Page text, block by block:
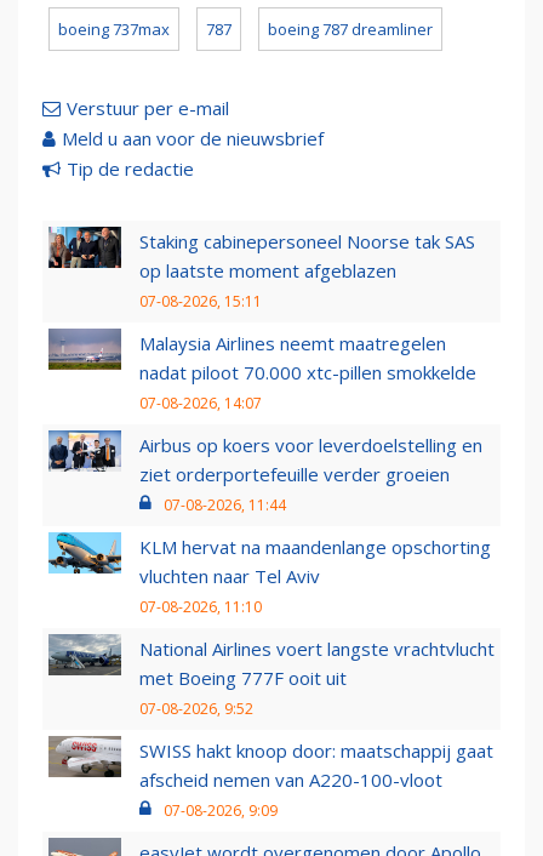
boeing 737max 787 boeing 787 dreamliner
Verstuur per e-mail
Meld u aan voor de nieuwsbrief
Tip de redactie
Staking cabinepersoneel Noorse tak SAS
op laatste moment afgeblazen
07-08-2026, 15:11
Malaysia Airlines neemt maatregelen
nadat piloot 70.000 xtc-pillen smokkelde
07-08-2026, 14:07
Airbus op koers voor leverdoelstelling en
ziet orderportefeuille verder groeien
07-08-2026, 11:44
KLM hervat na maandenlange opschorting
vluchten naar Tel Aviv
07-08-2026, 11:10
National Airlines voert langste vrachtvlucht
met Boeing 777F ooit uit
07-08-2026, 9:52
SWISS hakt knoop door: maatschappij gaat
afscheid nemen van A220-100-vloot
07-08-2026, 9:09